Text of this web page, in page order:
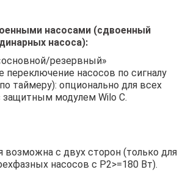
насосами (сдвоенный
насоса):
резервный»
переключение насосов по сигналу
таймеру): опционально для всех
защитным модулем Wilo С.
возможна с двух сторон (только для
насосов с P2>=180 Вт).